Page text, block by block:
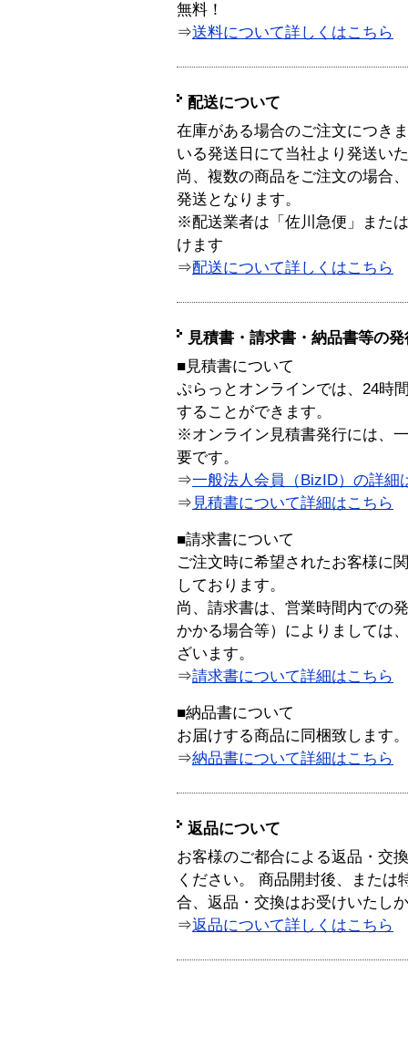
無料！
⇒送料について詳しくはこちら
配送について
在庫がある場合のご注文につき
いる発送日にて当社より発送い
尚、複数の商品をご注文の場合
発送となります。
※配送業者は「佐川急便」また
けます
⇒配送について詳しくはこちら
見積書・請求書・納品書等の
■見積書について
ぷらっとオンラインでは、24時
することができます。
※オンライン見積書発行には、
要です。
⇒一般法人会員（BizID）の詳細
⇒ 見積書について詳細はこちら
■請求書について
ご注文時に希望されたお客様に
しております。
尚、請求書は、営業時間内での
かかる場合等）によりましては
ざいます。
⇒請求書について詳細はこちら
■納品書について
お届けする商品に同梱致します。
⇒納品書について詳細はこちら
返品について
お客様のご都合による返品・交
ください。 商品開封後、または
合、返品・交換はお受けいたし
⇒返品について詳しくはこちら